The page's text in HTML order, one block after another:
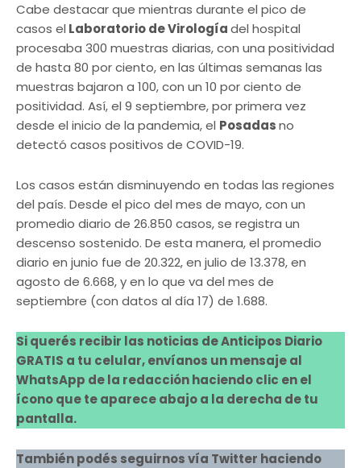
Cabe destacar que mientras durante el pico de
casos el Laboratorio de Virologíadel hospital
procesaba 300 muestras diarias, con una positividad
de hasta 80 por ciento, en las últimas semanas las
muestras bajaron a 100, con un 10 por ciento de
positividad. Así, el 9 septiembre, por primera vez
desde el inicio de la pandemia, el Posadasno
detectó casos positivos de COVID-19.
Los casos están disminuyendo en todas las regiones
del país. Desde el pico del mes de mayo, con un
promedio diario de 26.850 casos, se registra un
descenso sostenido. De esta manera, el promedio
diario en junio fue de 20.322, en julio de 13.378, en
agosto de 6.668, y en lo que va del mes de
septiembre (con datos al día 17) de 1.688.
Si querés recibir las noticias de Anticipos Diario
GRATIS a tu celular, envíanos un mensaje al
WhatsApp de la redacción haciendo clic en el
ícono que te aparece abajo a la derecha de tu
pantalla.
También podés seguirnos vía Twitter haciendo